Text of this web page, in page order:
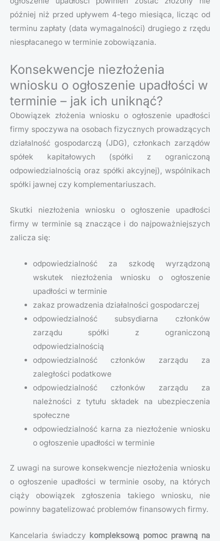
później niż przed upływem 4-tego miesiąca, licząc od
terminu zapłaty (data wymagalności) drugiego z rzędu
niespłacanego w terminie zobowiązania.
Konsekwencje niezłożenia
wniosku o ogłoszenie upadłości w
terminie – jak ich uniknąć?
Obowiązek złożenia wniosku o ogłoszenie upadłości
firmy spoczywa na osobach fizycznych prowadzących
działalność gospodarczą (JDG), członkach zarządów
spółek kapitałowych (spółki z ograniczoną
odpowiedzialnością oraz spółki akcyjnej), wspólnikach
spółki jawnej czy komplementariuszach.
Skutki niezłożenia wniosku o ogłoszenie upadłości
firmy w terminie są znaczące i do najpoważniejszych
zalicza się:
odpowiedzialność za szkodę wyrządzoną
wskutek niezłożenia wniosku o ogłoszenie
upadłości w terminie
zakaz prowadzenia działalności gospodarczej
odpowiedzialność subsydiarna członków
zarządu spółki z ograniczoną
odpowiedzialnością
odpowiedzialność członków zarządu za
zaległości podatkowe
odpowiedzialność członków zarządu za
należności z tytułu składek na ubezpieczenia
społeczne
odpowiedzialność karna za niezłożenie wniosku
o ogłoszenie upadłości w terminie
Z uwagi na surowe konsekwencje niezłożenia wniosku
o ogłoszenie upadłości w terminie osoby, na których
ciąży obowiązek zgłoszenia takiego wniosku, nie
powinny bagatelizować problemów finansowych firmy.
Kancelaria świadczy kompleksową pomoc prawną na